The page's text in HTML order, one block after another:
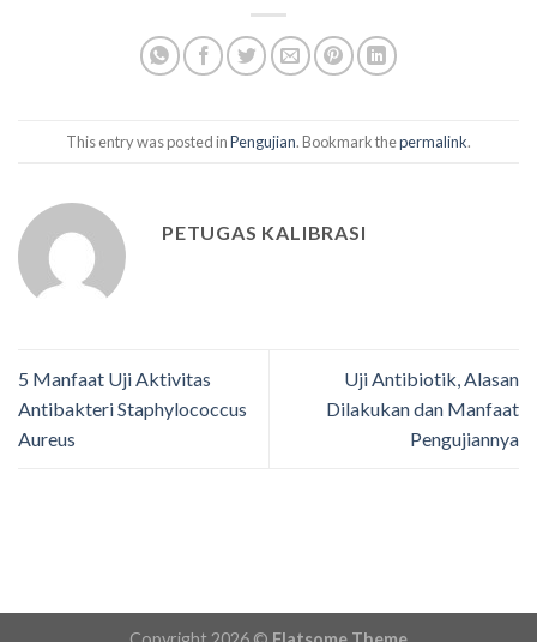
This entry was posted inPengujian. Bookmark thepermalink.
PETUGAS KALIBRASI
5 Manfaat Uji Aktivitas
Antibakteri Staphylococcus
Aureus
Uji Antibiotik, Alasan
Dilakukan dan Manfaat
Pengujiannya